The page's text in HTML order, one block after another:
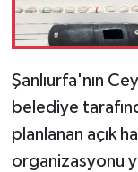
Şanlıurfa'nın
belediye
planlanan açık
organizasyonu